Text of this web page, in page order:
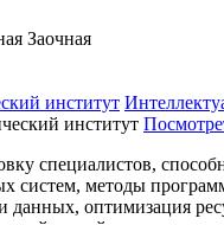
Заочная
институт
специалистов,
систем, методы
данных, оптимизация